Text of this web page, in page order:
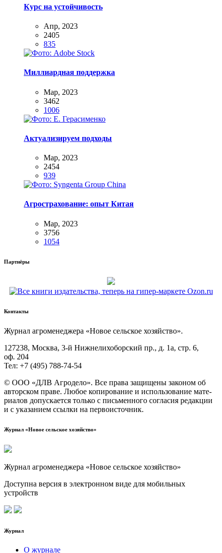
Курс на устойчивость
Апр, 2023
2405
835
Миллиардная поддержка
Мар, 2023
3462
1006
Актуализируем подходы
Мар, 2023
2454
939
Агрострахование: опыт Китая
Мар, 2023
3756
1054
Партнёры
Контакты
Жур­нал агро­ме­не­дже­ра «Новое сель­ское хозяйство».
127238, Москва, 3‑й Ниж­не­ли­хо­бор­ский пр., д. 1а, стр. 6,
оф. 204
Тел: +7 (495) 788‑74‑54
© ООО «ДЛВ Агро­де­ло». Все пра­ва защи­ще­ны зако­ном об
автор­ском пра­ве. Любое копи­ро­ва­ние и исполь­зо­ва­ние мате­
ри­а­лов допус­ка­ет­ся толь­ко с пись­мен­но­го согла­сия редак­ции
и с ука­за­ни­ем ссыл­ки на первоисточник.
Журнал «Новое сельское хозяйство»
Журнал агроменеджера «Новое сельское хозяйство»
Доступна версия в электронном виде для мобильных
устройств
Журнал
О журнале